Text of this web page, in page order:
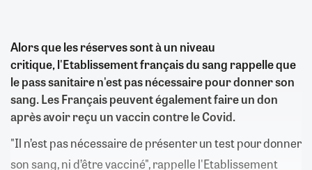
Alors que les réserves sont à un niveau
critique, l'Etablissement français du sang rappelle que
le pass sanitaire n'est pas nécessaire pour donner son
sang. Les Français peuvent également faire un don
après avoir reçu un vaccin contre le Covid.
"Il n’est pas nécessaire de présenter un test pour donner
son sang, ni d’être vacciné", rappelle l'Etablissement